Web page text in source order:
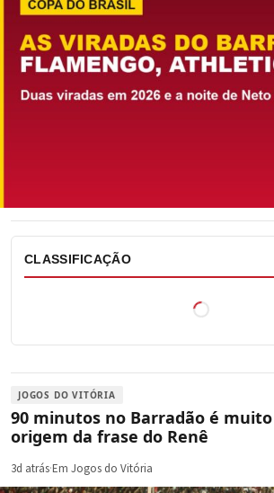
CLASSIFICAÇÃO
JOGOS DO VITÓRIA
90 minutos no Barradão é
origem da frase do Renê
3d atrás·Em Jogos do Vitória